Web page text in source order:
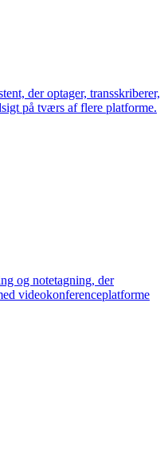
der optager, transskriberer,
på tværs af flere platforme.
og notetagning, der
videokonferenceplatforme